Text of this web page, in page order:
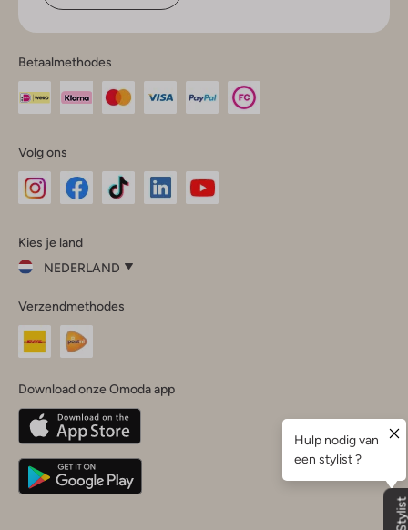
Betaalmethodes
Volg ons
InstagramFacebook
Kies je land
NEDERLAND
je
land
Nederland
Belgique(Français)
Deutschland
Verzendmethodes
Download onze Omoda app